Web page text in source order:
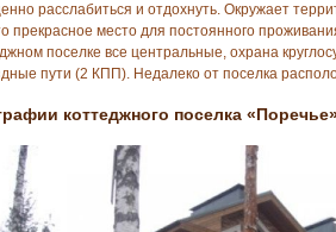
расслабиться и отдохнуть. Окружает
прекрасное место для постоянного
поселке все центральные, охрана
пути (2 КПП). Недалеко от поселка
коттеджного поселка